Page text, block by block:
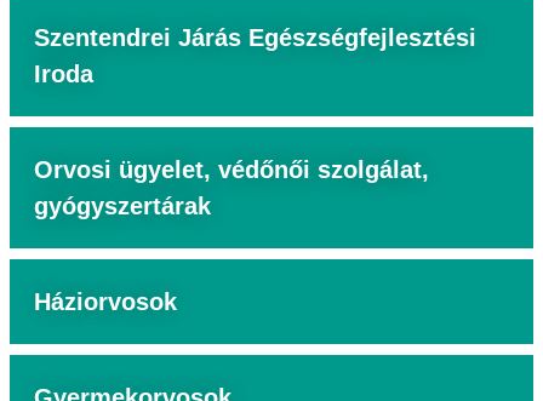
Szentendrei Járás Egészségfejlesztési
Iroda
Orvosi ügyelet, védőnői szolgálat,
gyógyszertárak
Háziorvosok